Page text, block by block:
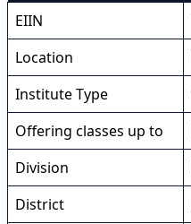
EIIN
Location
Institute Type
Offering classes up to
Division
District